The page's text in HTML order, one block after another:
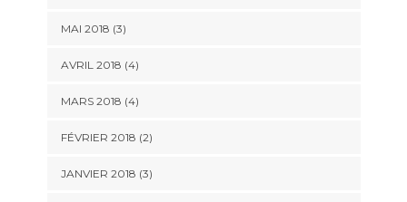
MAI 2018 (3)
AVRIL 2018 (4)
MARS 2018 (4)
FÉVRIER 2018 (2)
JANVIER 2018 (3)